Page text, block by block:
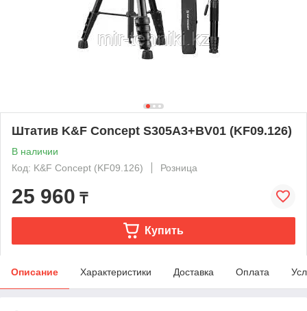
Штатив K&F Concept S305A3+BV01 (KF09.126)
В наличии
Код: K&F Concept (KF09.126)
Розница
25 960 ₸
Купить
Описание Характеристики Доставка Оплата